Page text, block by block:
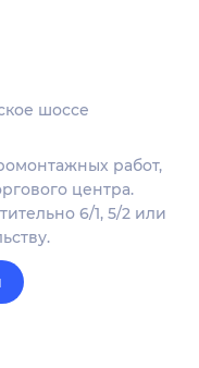
шоссе
работ,
центра.
6/1, 5/2 или